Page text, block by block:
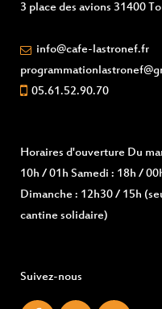
3 place des avions 31400
info@cafe-lastronef.fr
05.61.52.90.70
Horaires d'ouverture Du
10h / 01h Samedi : 18h /
Dimanche : 12h30 / 15h
cantine solidaire)
Suivez-nous